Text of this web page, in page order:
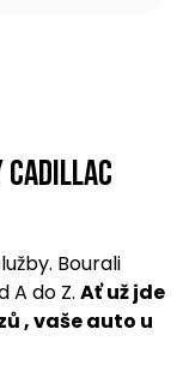
Cadillac
Bourali
A do Z. Ať už jde
, vaše auto u